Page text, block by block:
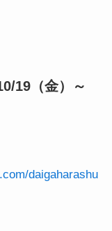
19（金）～
daigaharashu